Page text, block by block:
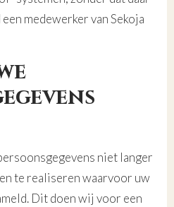
medewerker van Sekoja
niet langer
te realiseren waarvoor uw
Dit doen wij voor een